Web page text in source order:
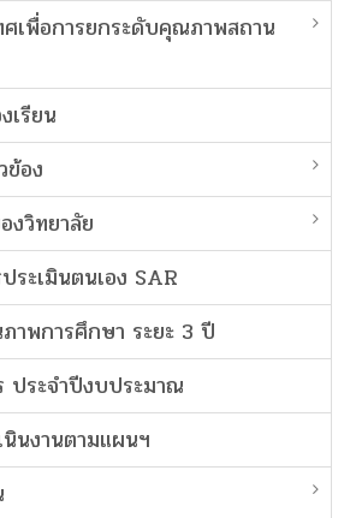
ศเพื่อการยกระดับคุณภาพสถาน
เรียน
ข้อง
งวิทยาลัย
ระเมินตนเอง SAR
พการศึกษา ระยะ 3 ปี
ประจำปีงบประมาณ
นงานตามแผนฯ